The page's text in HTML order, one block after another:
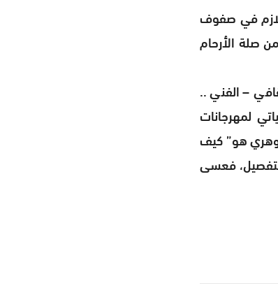
في صفوف
صلة الأرحام
– الفني ..
لمهرجانات
هو” كيف
فعسى